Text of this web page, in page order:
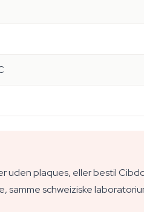
uden plaques, eller bestil
schweiziske